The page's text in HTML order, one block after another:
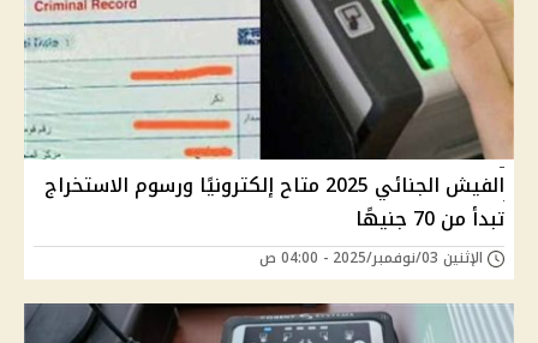
الفيش الجنائي 2025 متاح إلكترونيًا ورسوم الاستخراج
تبدأ من 70 جنيهًا
الإثنين 03/نوفمبر/2025 - 04:00 ص